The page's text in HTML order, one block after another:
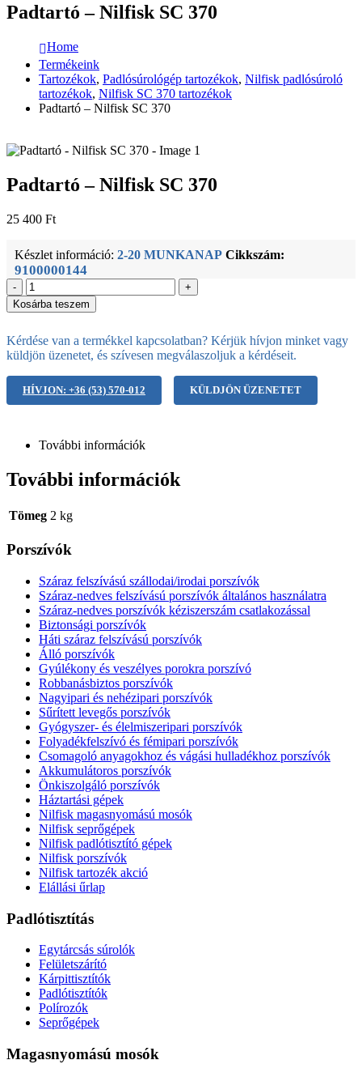
Padtartó – Nilfisk SC 370
Home
Termékeink
Tartozékok, Padlósúrológép tartozékok, Nilfisk padlósúroló
tartozékok, Nilfisk SC 370 tartozékok
Padtartó – Nilfisk SC 370
Padtartó – Nilfisk SC 370
25 400 Ft
Készlet információ: 2-20 MUNKANAP Cikkszám:
9100000144
-
+
Kosárba teszem
Kérdése van a termékkel kapcsolatban? Kérjük hívjon minket vagy
küldjön üzenetet, és szívesen megválaszoljuk a kérdéseit.
HÍVJON: +36 (53) 570-012 KÜLDJÖN ÜZENETET
További információk
További információk
Tömeg 2 kg
Porszívók
Száraz felszívású szállodai/irodai porszívók
Száraz-nedves felszívású porszívók általános használatra
Száraz-nedves porszívók kéziszerszám csatlakozással
Biztonsági porszívók
Háti száraz felszívású porszívók
Álló porszívók
Gyúlékony és veszélyes porokra porszívó
Robbanásbiztos porszívók
Nagyipari és nehézipari porszívók
Sűrített levegős porszívók
Gyógyszer- és élelmiszeripari porszívók
Folyadékfelszívó és fémipari porszívók
Csomagoló anyagokhoz és vágási hulladékhoz porszívók
Akkumulátoros porszívók
Önkiszolgáló porszívók
Háztartási gépek
Nilfisk magasnyomású mosók
Nilfisk seprőgépek
Nilfisk padlótisztító gépek
Nilfisk porszívók
Nilfisk tartozék akció
Elállási űrlap
Padlótisztítás
Egytárcsás súrolók
Felületszárító
Kárpittisztítók
Padlótisztítók
Polírozók
Seprőgépek
Magasnyomású mosók